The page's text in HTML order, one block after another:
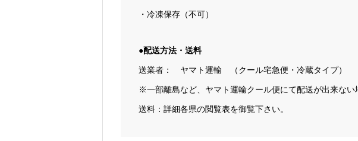
・冷凍保存（不可）
●配送方法・送料
送業者： ヤマト運輸 （クール宅急便・冷蔵タイプ）
※一部離島など、ヤマト運輸クール便にて配送が出来ない
送料：詳細各県の閲覧表を御覧下さい。